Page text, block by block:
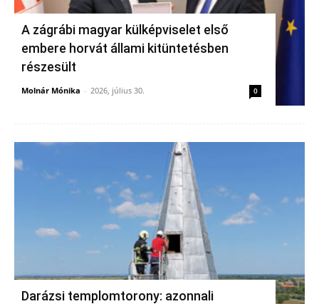
A zágrábi magyar külképviselet első
embere horvát állami kitüntetésben
részesült
Molnár Mónika - 2026, július 30. 0
Darázsi templomtorony: azonnali